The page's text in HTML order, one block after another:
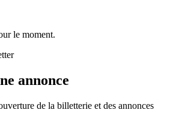
le moment.
annonce
de la billetterie et des annonces